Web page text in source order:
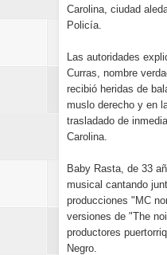
Carolina, ciudad
Policía.
Las autoridades
Curras, nombre
recibió heridas de
muslo derecho y en
trasladado de
Carolina.
Baby Rasta, de 33
musical cantando
producciones "MC
versiones de "The
productores
Negro.